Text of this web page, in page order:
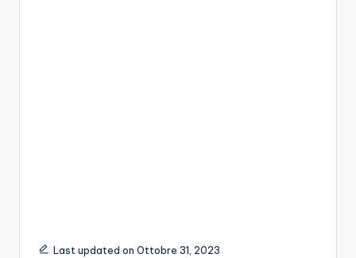
Last updated on Ottobre 31, 2023